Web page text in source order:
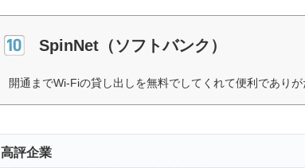
SpinNet（ソフトバンク）
開通までWi-Fiの貸し出しを無料でしてくれて便利でありが
高評企業